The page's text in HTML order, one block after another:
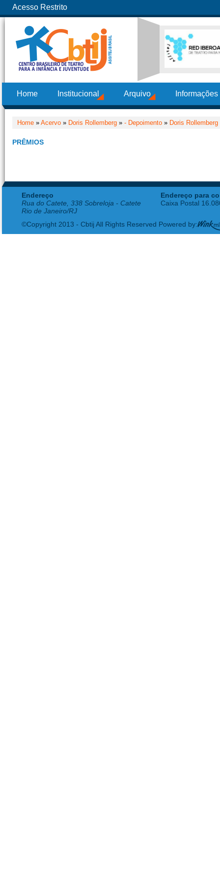
Acesso Restrito
Home Institucional Arquivo
Home » Acervo » Doris Rollemberg » - Depoimento » Doris Rollemberg
PRÊMIOS
Endereço
Rua do Catete, 338 Sobreloja - Catete
Rio de Janeiro/RJ
Endereço para
Caixa Postal
©Copyright 2013 - Cbtij All Rights Reserved Powered by: